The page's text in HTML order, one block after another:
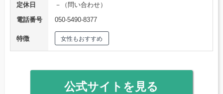
定休日
－（問い合わせ）
電話番号
050-5490-8377
特徴 女性もおすすめ
公式サイトを見る